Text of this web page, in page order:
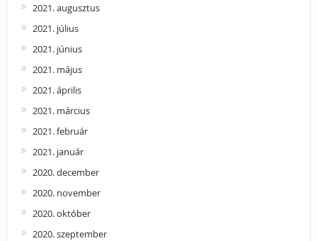
2021. augusztus
2021. július
2021. június
2021. május
2021. április
2021. március
2021. február
2021. január
2020. december
2020. november
2020. október
2020. szeptember